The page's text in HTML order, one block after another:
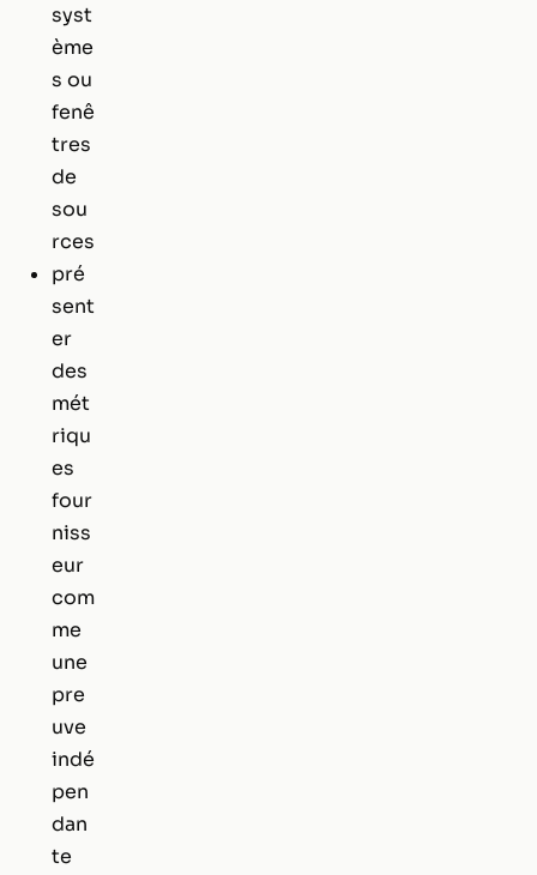
syst
ème
s ou
fenê
tres
de
sou
rces
pré
sent
er
des
mét
riqu
es
four
niss
eur
com
me
une
pre
uve
indé
pen
dan
te